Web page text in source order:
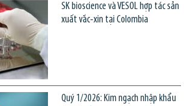
SK bioscience và VESOL hợp tác sản
xuất vắc-xin tại Colombia
Quý 1/2026: Kim ngạch nhập khẩu